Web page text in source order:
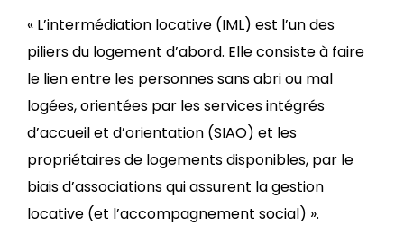
« L’intermédiation locative (IML) est l’un des
piliers du logement d’abord. Elle consiste à faire
le lien entre les personnes sans abri ou mal
logées, orientées par les services intégrés
d’accueil et d’orientation (SIAO) et les
propriétaires de logements disponibles, par le
biais d’associations qui assurent la gestion
locative (et l’accompagnement social) ».